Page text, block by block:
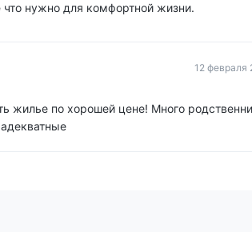
нужно для комфортной жизни.
12 февраля
жилье по хорошей цене! Много